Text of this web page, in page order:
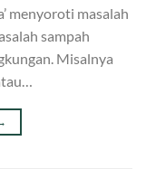
menyoroti masalah
sampah
Misalnya